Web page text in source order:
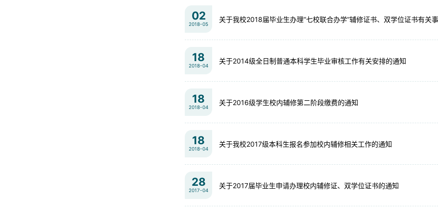
02
2018-05
关于我校2018届毕业生办理“七校联合办学”辅修证书、双学位证书有关
18
2018-04
关于2014级全日制普通本科学生毕业审核工作有关安排的通知
18
2018-04
关于2016级学生校内辅修第二阶段缴费的通知
18
2018-04
关于我校2017级本科生报名参加校内辅修相关工作的通知
28
2017-04
关于2017届毕业生申请办理校内辅修证、双学位证书的通知